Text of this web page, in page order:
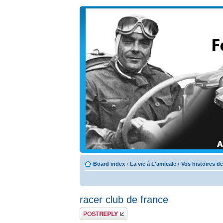
Board index ‹ La vie à L'amicale ‹ Vos histoires
racer club de france
Post a reply